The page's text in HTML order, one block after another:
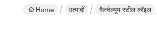
Home उत्पादों गैलवेल्यूम स्टील कॉइल